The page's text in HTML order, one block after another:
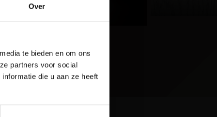
Over
te bieden en om ons
partners voor social
die u aan ze heeft